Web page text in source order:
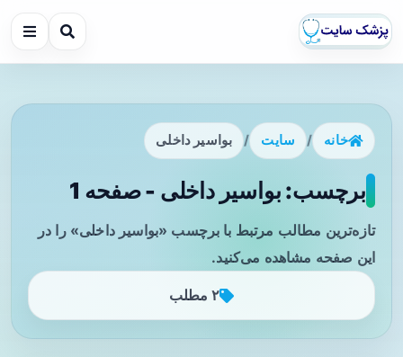
خانه / سایت / بواسیر داخلی
برچسب: بواسیر داخلی - صفحه 1
تازه‌ترین مطالب مرتبط با برچسب «بواسیر داخلی» را در
این صفحه مشاهده می‌کنید.
۲ مطلب